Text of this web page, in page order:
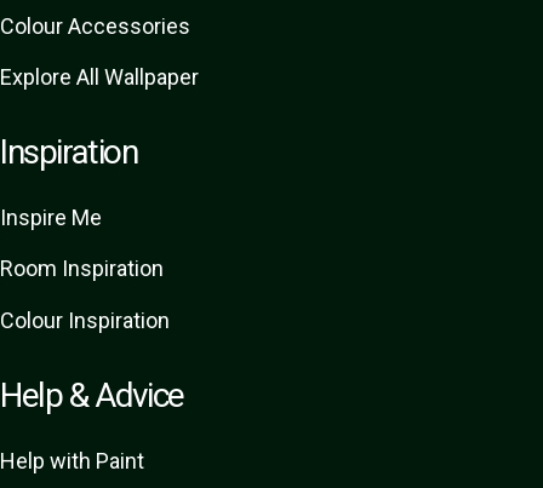
Colour Accessories
Explore All Wallpaper
Inspiration
Inspire Me
Room Inspiration
Colour Inspiration
Help & Advice
Help with Paint